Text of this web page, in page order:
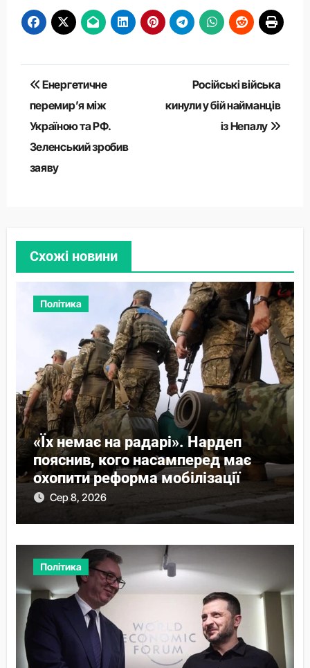
Навігація
записів
Енергетичне
перемир’я між
Україною та РФ.
Зеленський зробив
заяву
Російські війська
кинули у бій найманців
із Непалу
Схожі новини
Політика
«Їх немає на радарі». Нардеп
пояснив, кого насамперед має
охопити реформа мобілізації
Сер 8, 2026
Політика